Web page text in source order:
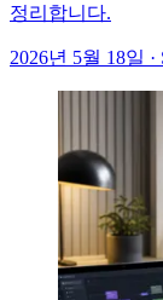
정리합니다.
2026년 5월 18일 ·